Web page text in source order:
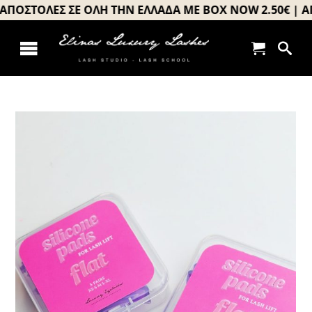
Μετάβαση
στο
περιεχόμενο
ΣΕ ΟΛΗ ΤΗΝ ΕΛΛΑΔΑ ΜΕ BOX NOW 2.50€ |
Toggle
Αρχική
Book your appointment